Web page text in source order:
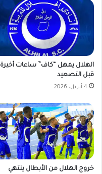
الهلال يمهل “كاف” ساعات أخيرة
قبل التصعيد
4 أبريل، 2026
خروج الهلال من الأبطال ينتهي